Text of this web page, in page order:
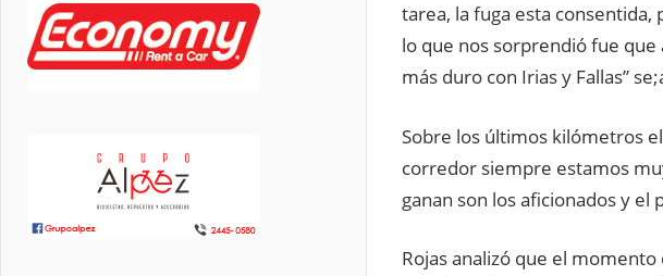
tarea, la fuga esta
lo que nos sorprendió fue
más duro con Irias y Fallas”
Sobre los últimos kilómetros
corredor siempre estamos
ganan son los aficionados y el
Rojas analizó que el